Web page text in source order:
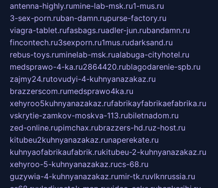
antenna-highly.rumine-lab-msk.ru1-mus.ru
3-sex-porn.ruban-damn.rupurse-factory.ru
viagra-tablet.rufasbags.ruadler-jun.rubandamn.ru
fincontech.ru3sexporn.ru1mus.rudarksand.ru
rebus-toys.ruminelab-msk.rualabuga-cityhotel.ru
medsprawo-4-ka.ru2864420.rublagodarenie-spb.ru
zajmy24.rutovudyi-4-kuhnyanazakaz.ru
brazzerscom.rumedsprawo4ka.ru
xehyroo5kuhnyanazakaz.rufabrikayfabrikaefabrika.ru
vskrytie-zamkov-moskva-113.rubiletnadom.ru
zed-online.rupimchax.rubrazzers-hd.ruz-host.ru
kitubeu2kuhnyanazakaz.runaperekate.ru
kuhnyaofabrikaufabrik.rukitubeu-2-kuhnyanazakaz.ru
xehyroo-5-kuhnyanazakaz.rucs-68.ru
guzywia-4-kuhnyanazakaz.rumir-tk.ruvlknrussia.ru